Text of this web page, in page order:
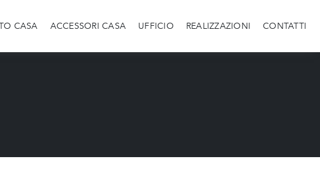
CASA ACCESSORI CASA UFFICIO REALIZZAZIONI CONTATTI